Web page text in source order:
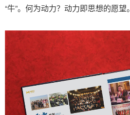
“牛”。何为动力？动力即思想的愿望。